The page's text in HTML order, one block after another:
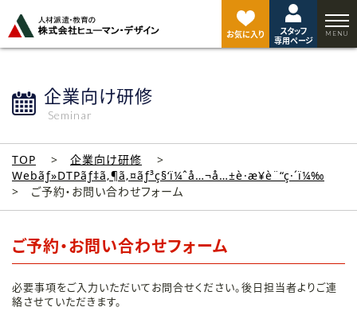
お気に入り
スタッフ
専用ページ
企業向け研修
Seminar
TOP
企業向け研修
Webãƒ»DTPãƒ‡ã‚¶ã‚¤ãƒ³ç§‘ï¼ˆå…¬å…±è·æ¥­è¨“ç·´ï¼‰
ご予約・お問い合わせフォーム
ご予約・お問い合わせフォーム
必要事項をご入力いただいてお問合せください。後日担当者よりご連
絡させていただきます。
ジ
ト